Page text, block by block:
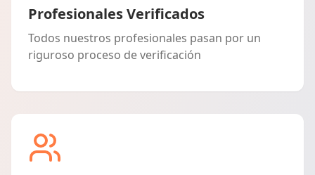
Profesionales Verificados
Todos nuestros profesionales pasan por un
riguroso proceso de verificación